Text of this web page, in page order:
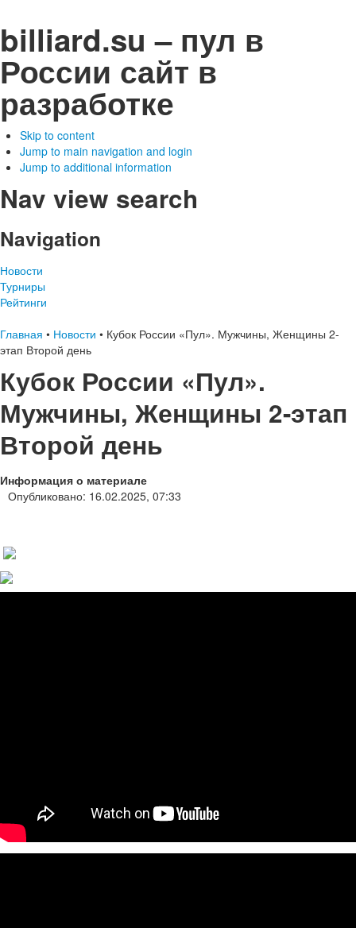
billiard.su – пул в
России сайт в
разработке
Skip to content
Jump to main navigation and login
Jump to additional information
Nav view search
Navigation
Новости
Турниры
Рейтинги
Главная • Новости • Кубок России «Пул». Мужчины, Женщины 2-
этап Второй день
Кубок России «Пул».
Мужчины, Женщины 2-этап
Второй день
Информация о материале
Опубликовано: 16.02.2025, 07:33